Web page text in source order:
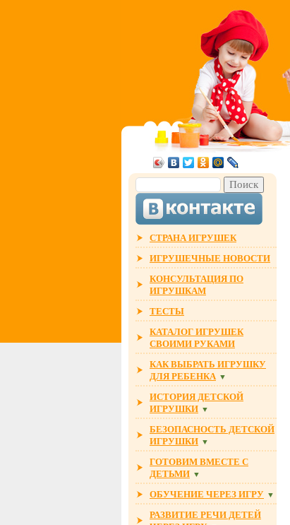
СТРАНА ИГРУШЕК
ИГРУШЕЧНЫЕ НОВОСТИ
КОНСУЛЬТАЦИЯ ПО
ИГРУШКАМ
ТЕСТЫ
КАТАЛОГ ИГРУШЕК
СВОИМИ РУКАМИ
КАК ВЫБРАТЬ ИГРУШКУ
ДЛЯ РЕБЕНКА ▼
ИСТОРИЯ ДЕТСКОЙ
ИГРУШКИ ▼
БЕЗОПАСНОСТЬ ДЕТСКОЙ
ИГРУШКИ ▼
ГОТОВИМ ВМЕСТЕ С
ДЕТЬМИ ▼
ОБУЧЕНИЕ ЧЕРЕЗ ИГРУ ▼
РАЗВИТИЕ РЕЧИ ДЕТЕЙ